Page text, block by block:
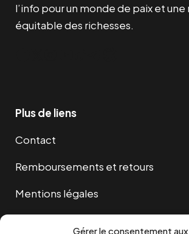
Gérer le consentement aux
l’info pour un monde de paix et
équitable des richesses.
Plus de liens
Contact
Remboursements et retours
Mentions légales